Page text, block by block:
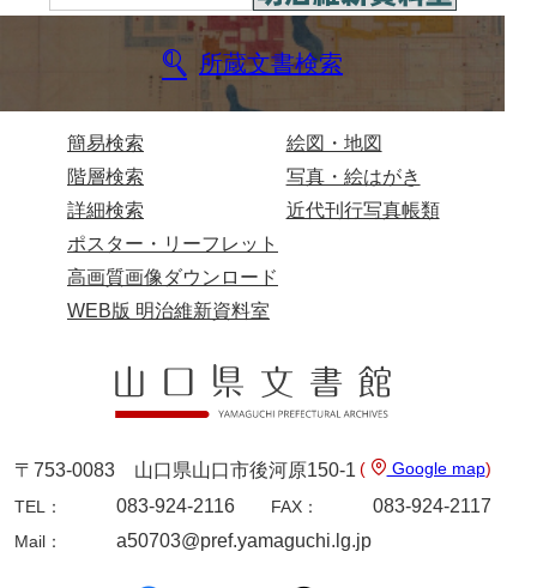
用達所日記
農園日記
県庁伝来旧藩記録
両公伝史料
特定歴史公文書
特設文庫
所蔵文書検索
簡易検索
階層検索
詳細検索
絵図・地図
写真・絵はがき
近代刊行写真帳類
ポスター・リーフレット
高画質画像ダウンロード
WEB版 明治維新資料室
〒753-0083 山口県山口市後河原150-1 ( Google map)
TEL：
083-924-2116 FAX： 083-924-2117
Mail： a50703@pref.yamaguchi.lg.jp